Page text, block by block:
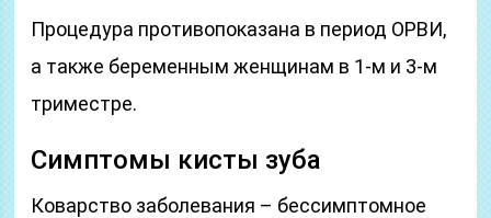
Процедура противопоказана в период ОРВИ,
а также беременным женщинам в 1-м и 3-м
триместре.
Симптомы кисты зуба
Коварство заболевания – бессимптомное